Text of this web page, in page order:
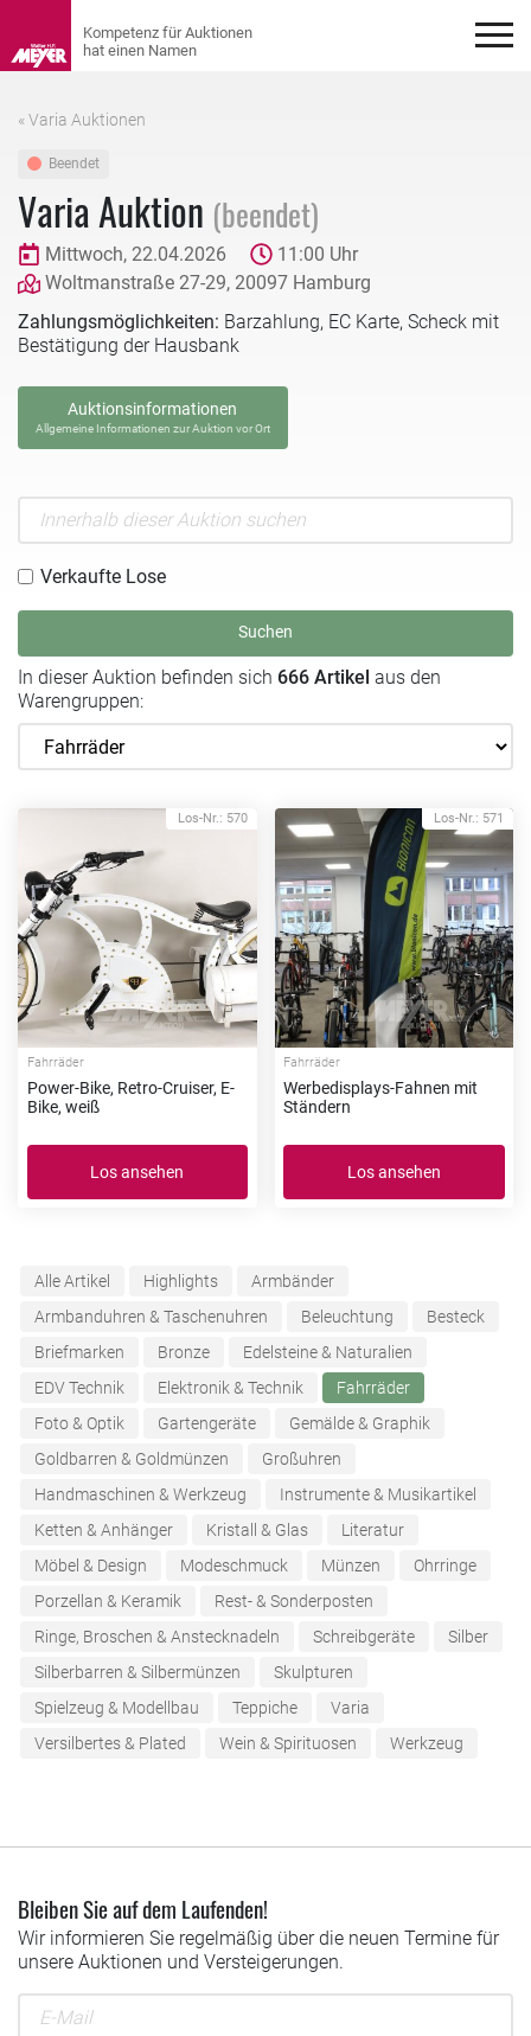
« Varia Auktionen
Beendet
Varia Auktion (beendet)
Mittwoch, 22.04.2026
11:00 Uhr
Woltmanstraße 27-29, 20097 Hamburg
Zahlungsmöglichkeiten: Barzahlung, EC Karte, Scheck mit
Bestätigung der Hausbank
Auktionsinformationen
Allgemeine Informationen zur Auktion vor Ort
Verkaufte Lose
Suchen
In dieser Auktion befinden sich 666 Artikel aus den
Warengruppen:
Los-Nr.: 570
Fahrräder
Power-Bike, Retro-Cruiser, E-
Bike, weiß
Los ansehen
Los-Nr.: 571
Fahrräder
Werbedisplays-Fahnen mit
Ständern
Los ansehen
Alle Artikel Highlights
Armbänder
Armbanduhren & Taschenuhren
Beleuchtung
Besteck
Briefmarken
Bronze
Edelsteine & Naturalien
EDV Technik
Elektronik & Technik
Fahrräder
Foto & Optik
Gartengeräte
Gemälde & Graphik
Goldbarren & Goldmünzen
Großuhren
Handmaschinen & Werkzeug
Instrumente & Musikartikel
Ketten & Anhänger
Kristall & Glas
Literatur
Möbel & Design
Modeschmuck Münzen
Ohrringe
Porzellan & Keramik
Rest- & Sonderposten
Ringe, Broschen & Anstecknadeln
Schreibgeräte
Silber
Silberbarren & Silbermünzen
Skulpturen
Spielzeug & Modellbau
Teppiche
Varia
Versilbertes & Plated
Wein & Spirituosen Werkzeug
Bleiben Sie auf dem Laufenden!
Wir informieren Sie regelmäßig über die neuen Termine für
unsere Auktionen und Versteigerungen.